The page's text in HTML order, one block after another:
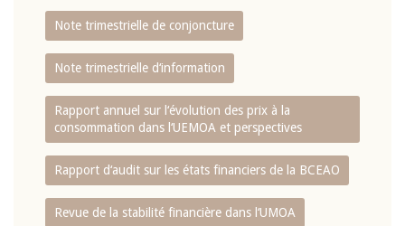
Note trimestrielle de conjoncture
Note trimestrielle d‘information
Rapport annuel sur l‘évolution des prix à la
consommation dans l‘UEMOA et perspectives
Rapport d‘audit sur les états financiers de la BCEAO
Revue de la stabilité financière dans l‘UMOA